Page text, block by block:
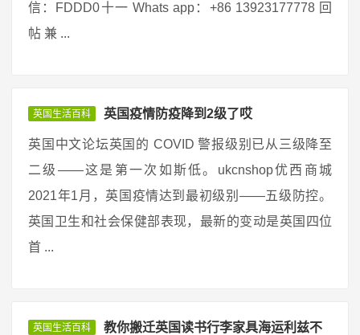
信：FDDD0十一 Whats app：+86 13923177778 回
帖 兼 ...
英国生活百科 英国疫情防疫降到2级了哎
英国中文论坛英国的 COVID 警报级别已从三级降至
二级——这是第一次如斯低。ukcnshop优西商城
2021年1月，英国疫情达到最初级别——五级防控。
英国卫生和社会保健部表现，最新的变动是英国四位
首 ...
英国生活百科
教你搬迁英国读书行李家具海运利兹不